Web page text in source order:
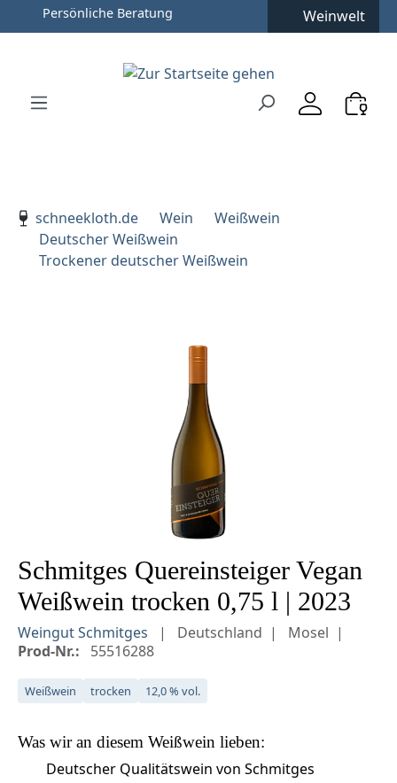
Zum Hauptinhalt springen
Zur Hauptnavigation springen
Weinwelt
schneekloth.de
Wein
Weißwein
Deutscher Weißwein
Trockener deutscher Weißwein
Bildergalerie überspringen
Schmitges Quereinsteiger Vegan
Weißwein trocken 0,75 l | 2023
Weingut Schmitges Deutschland
Mosel
Prod-Nr.:
55516288
Weißwein trocken 12,0 % vol.
Was wir an diesem Weißwein lieben:
Deutscher Qualitätswein von Schmitges